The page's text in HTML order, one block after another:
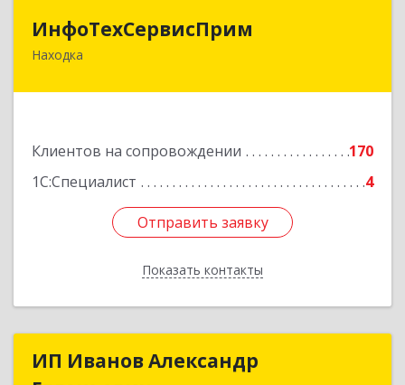
ИнфоТехСервисПрим
Находка
Клиентов на сопровождении
170
1С:Специалист
4
Отправить заявку
Показать контакты
Отправить заявку
Назад
ИП Иванов Александр
ИП Иванов Александр